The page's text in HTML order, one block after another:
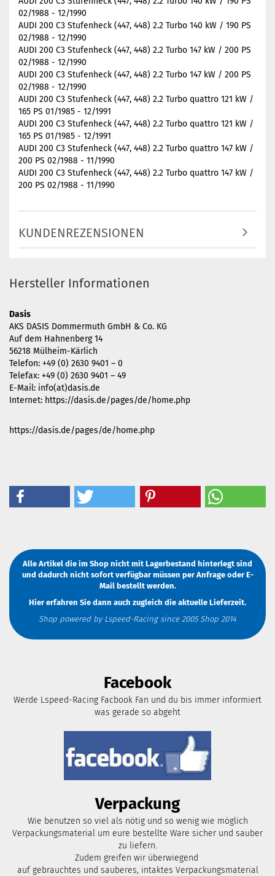
02/1988 - 12/1990
AUDI 200 C3 Stufenheck (447, 448) 2.2 Turbo 140 kW / 190 PS
02/1988 - 12/1990
AUDI 200 C3 Stufenheck (447, 448) 2.2 Turbo 147 kW / 200 PS
02/1988 - 12/1990
AUDI 200 C3 Stufenheck (447, 448) 2.2 Turbo 147 kW / 200 PS
02/1988 - 12/1990
AUDI 200 C3 Stufenheck (447, 448) 2.2 Turbo quattro 121 kW /
165 PS 01/1985 - 12/1991
AUDI 200 C3 Stufenheck (447, 448) 2.2 Turbo quattro 121 kW /
165 PS 01/1985 - 12/1991
AUDI 200 C3 Stufenheck (447, 448) 2.2 Turbo quattro 147 kW /
200 PS 02/1988 - 11/1990
AUDI 200 C3 Stufenheck (447, 448) 2.2 Turbo quattro 147 kW /
200 PS 02/1988 - 11/1990
KUNDENREZENSIONEN
Hersteller Informationen
Dasis
AKS DASIS Dommermuth GmbH & Co. KG
Auf dem Hahnenberg 14
56218 Mülheim-Kärlich
Telefon: +49 (0) 2630 9401 – 0
Telefax: +49 (0) 2630 9401 – 49
E-Mail: info(at)dasis.de
Internet: https://dasis.de/pages/de/home.php
https://dasis.de/pages/de/home.php
Alle Artikel die im Shop nicht mit Lagerbestand hinterlegt sind
und dadurch nicht sofort verfügbar müssen per AnfrageoderE-
Mailbestellt werden.
Hier erfahren Sie dann auch zugleich die aktuelle Lieferzeit.
Shop powered by Lspeed-Racing since 2005 Shop 2014
Facebook
Werde Lspeed-Racing Facbook Fan und du bis immer informiert
was gerade so abgeht
Verpackung
Wie benutzen so viel als nötig und so wenig wie möglich
Verpackungsmaterial um eure bestellte Ware sicher und sauber
zu liefern.
Zudem greifen wir überwiegend
auf gebrauchtes und sauberes, intaktes Verpackungsmaterial